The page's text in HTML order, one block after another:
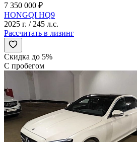
7 350 000 ₽
HONGQI HQ9
2025 г. / 245 л.с.
Рассчитать в лизинг
Скидка до 5%
С пробегом